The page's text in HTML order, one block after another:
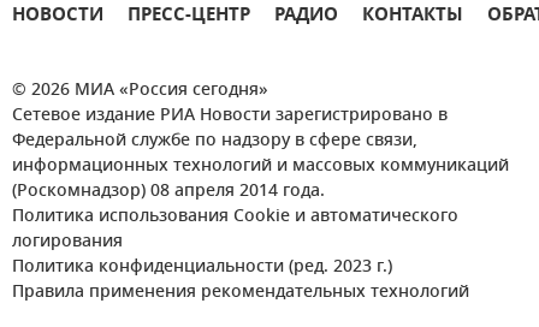
НОВОСТИ ПРЕСС-ЦЕНТР РАДИО КОНТАКТЫ
© 2026 МИА «Россия сегодня»
Сетевое издание РИА Новости зарегистрировано в
Федеральной службе по надзору в сфере связи,
информационных технологий и массовых коммуникаций
(Роскомнадзор) 08 апреля 2014 года.
Политика использования Cookie и автоматического
логирования
Политика конфиденциальности (ред. 2023 г.)
Правила применения рекомендательных технологий